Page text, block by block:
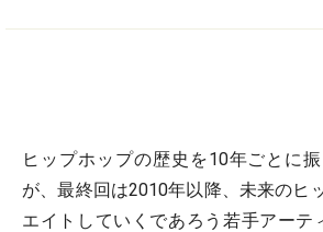
ヒップホップの歴史を10年ごとに
が、最終回は2010年以降、未来のヒ
エイトしていくであろう若手アーテ